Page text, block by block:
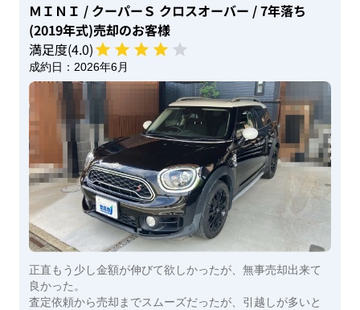
ＭＩＮＩ / クーパーＳ クロスオーバー / 7年落ち
(2019年式)売却のお客様
満足度(4.0)
成約日： 2026年6月
正直もう少し金額が伸びて欲しかったが、無事売却出来て
良かった。
査定依頼から売却までスムーズだったが、引越しが多いと